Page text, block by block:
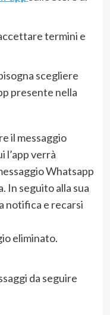
termini e
scegliere
presente nella
il messaggio
l’app verrà
Whatsapp
In seguito alla sua
notifica e recarsi
eliminato.
da seguire